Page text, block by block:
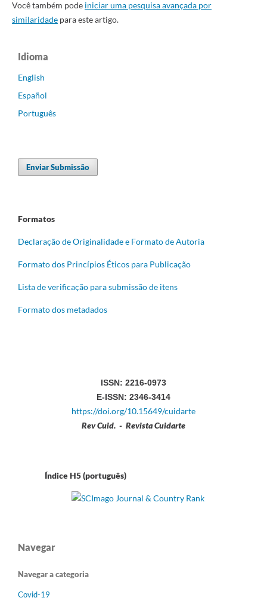
Você também pode iniciar uma pesquisa avançada por
similaridadepara este artigo.
Idioma
English
Español
Português
Enviar Submissão
Formatos
Declaração de Originalidade e Formato de Autoria
Formato dos Princípios Éticos para Publicação
Lista de verificação para submissão de itens
Formato dos metadados
ISSN: 2216-0973
E-ISSN: 2346-3414
https://doi.org/10.15649/cuidarte
Rev Cuid. - Revista Cuidarte
Índice H5 (português)
Navegar
Navegar a categoria
Covid-19